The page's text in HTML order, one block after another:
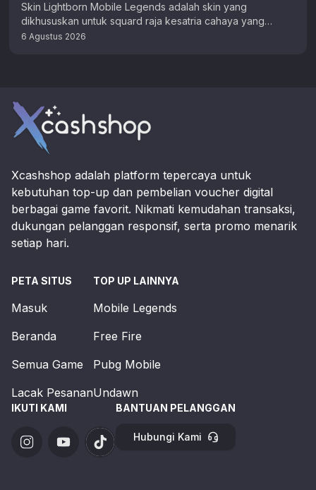
Skin Lightborn Mobile Legends adalah skin yang
dikhususkan untuk squard raja kesatria cahaya yang
menguasai Land of Dawn. Ada 5 …
6 Agustus 2026
Xcashshop adalah platform tepercaya untuk
kebutuhan top-up dan pembelian voucher digital
berbagai game favorit. Nikmati kemudahan transaksi,
dukungan pelanggan responsif, serta promo menarik
setiap hari.
PETA SITUS
Masuk
Beranda
Semua Game
Lacak Pesanan
TOP UP LAINNYA
Mobile Legends
Free Fire
Pubg Mobile
Undawn
IKUTI KAMI BANTUAN PELANGGAN
Hubungi Kami